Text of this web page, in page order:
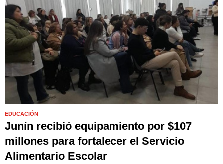
EDUCACIÓN
Junín recibió equipamiento por $107
millones para fortalecer el Servicio
Alimentario Escolar